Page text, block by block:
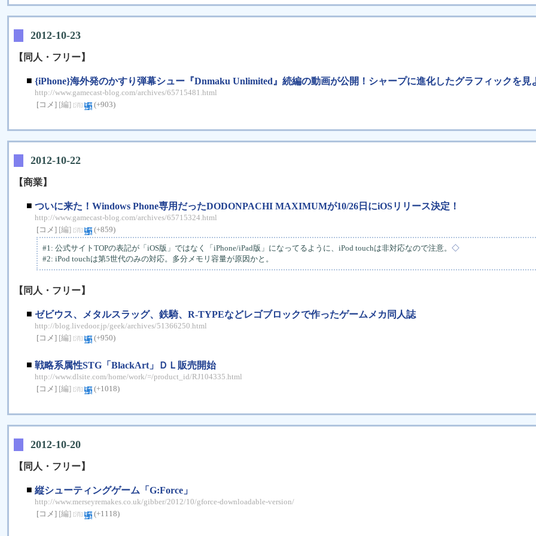
2012-10-23
【同人・フリー】
■ {iPhone}海外発のかすり弾幕シュー『Dnmaku Unlimited』続編の動画が公開！シャープに進化したグラフィックを見
http://www.gamecast-blog.com/archives/65715481.html
[コメ] [編] [消] (+903)
2012-10-22
【商業】
■ ついに来た！Windows Phone専用だったDODONPACHI MAXIMUMが10/26日にiOSリリース決定！
http://www.gamecast-blog.com/archives/65715324.html
[コメ] [編] [消] (+859)
#1: 公式サイトTOPの表記が「iOS版」ではなく「iPhone/iPad版」になってるように、iPod touchは非対応なので注意。 ◇
#2: iPod touchは第5世代のみの対応。多分メモリ容量が原因かと。
【同人・フリー】
■ ゼビウス、メタルスラッグ、鉄騎、R-TYPEなどレゴブロックで作ったゲームメカ同人誌
http://blog.livedoor.jp/geek/archives/51366250.html
[コメ] [編] [消] (+950)
■ 戦略系属性STG「BlackArt」ＤＬ販売開始
http://www.dlsite.com/home/work/=/product_id/RJ104335.html
[コメ] [編] [消] (+1018)
2012-10-20
【同人・フリー】
■ 縦シューティングゲーム「G:Force」
http://www.merseyremakes.co.uk/gibber/2012/10/gforce-downloadable-version/
[コメ] [編] [消] (+1118)